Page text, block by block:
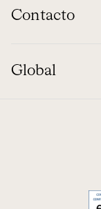
Contacto
Global